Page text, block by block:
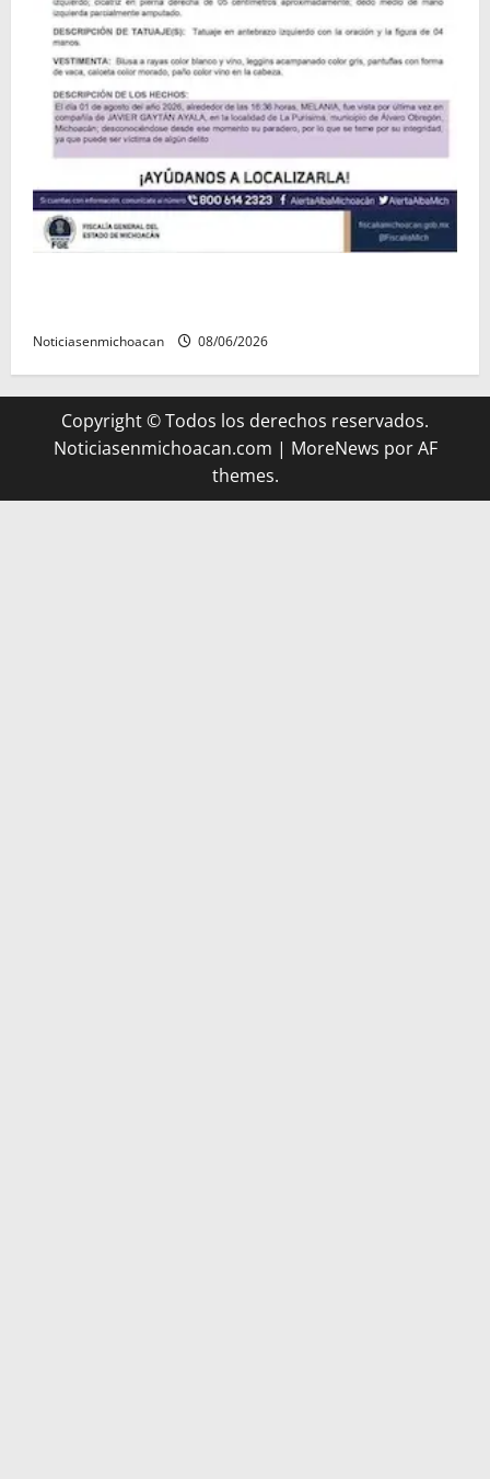
Noticiasenmichoacan 08/06/2026
Copyright © Todos los derechos reservados.
Noticiasenmichoacan.com | MoreNews por AF
themes.